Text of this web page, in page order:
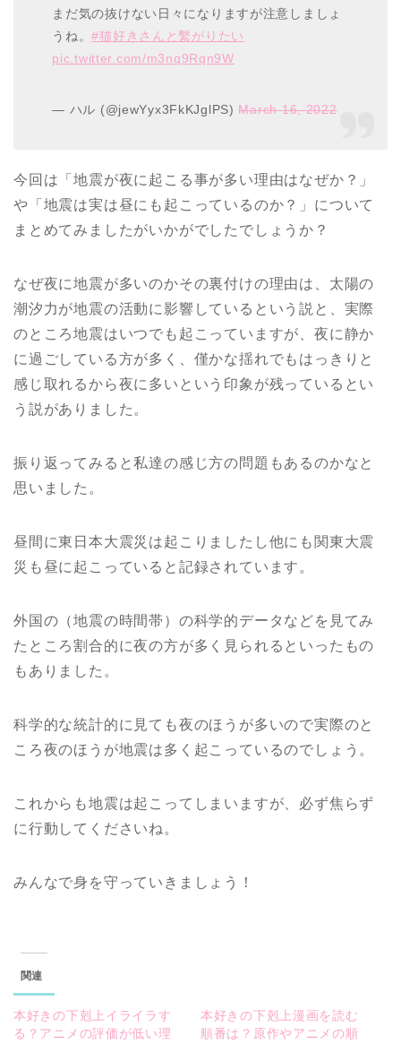
まだ気の抜けない日々になりますが注意しましょ
うね。#猫好きさんと繫がりたい
pic.twitter.com/m3nq9Rqn9W
— ハル (@jewYyx3FkKJglPS)March 16, 2022
今回は「地震が夜に起こる事が多い理由はなぜか？」
や「地震は実は昼にも起こっているのか？」について
まとめてみましたがいかがでしたでしょうか？
なぜ夜に地震が多いのかその裏付けの理由は、太陽の
潮汐力が地震の活動に影響しているという説と、実際
のところ地震はいつでも起こっていますが、夜に静か
に過ごしている方が多く、僅かな揺れでもはっきりと
感じ取れるから夜に多いという印象が残っているとい
う説がありました。
振り返ってみると私達の感じ方の問題もあるのかなと
思いました。
昼間に東日本大震災は起こりましたし他にも関東大震
災も昼に起こっていると記録されています。
外国の（地震の時間帯）の科学的データなどを見てみ
たところ割合的に夜の方が多く見られるといったもの
もありました。
科学的な統計的に見ても夜のほうが多いので実際のと
ころ夜のほうが地震は多く起こっているのでしょう。
これからも地震は起こってしまいますが、必ず焦らず
に行動してくださいね。
みんなで身を守っていきましょう！
関連
本好きの下剋上イライラす
る？アニメの評価が低い理
本好きの下剋上漫画を読む
順番は？原作やアニメの順